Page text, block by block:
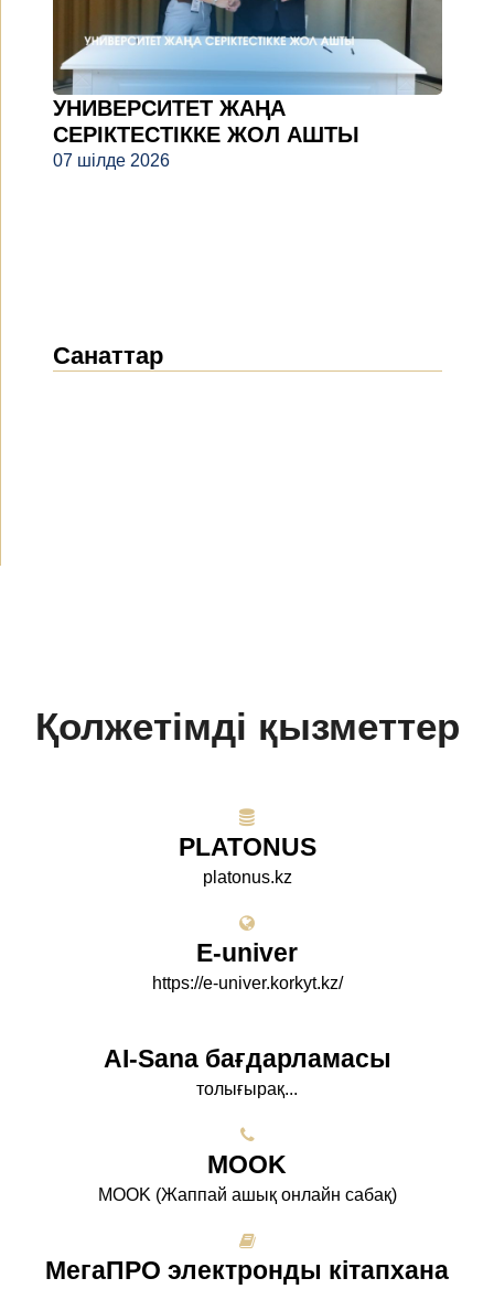
УНИВЕРСИТЕТ ЖАҢА
СЕРІКТЕСТІККЕ ЖОЛ АШТЫ
07 шілде 2026
Санаттар
Қолжетімді қызметтер
PLATONUS
platonus.kz
E-univer
https://e-univer.korkyt.kz/
AI-Sana бағдарламасы
толығырақ...
МООK
МООK (Жаппай ашық онлайн сабақ)
МегаПРО электронды кітапхана